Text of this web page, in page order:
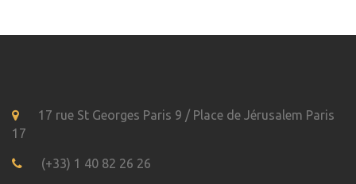
17 rue St Georges Paris 9 / Place de Jérusalem Paris
17
(+33) 1 40 82 26 26